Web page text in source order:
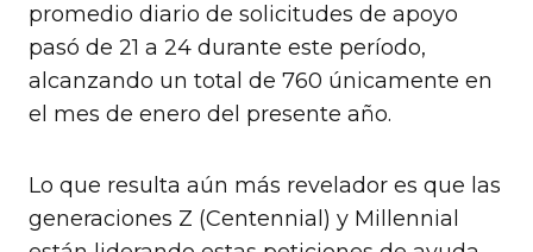
promedio diario de solicitudes de apoyo
pasó de 21 a 24 durante este período,
alcanzando un total de 760 únicamente en
el mes de enero del presente año.
Lo que resulta aún más revelador es que las
generaciones Z (Centennial) y Millennial